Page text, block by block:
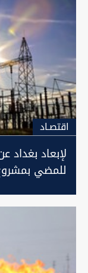
اقتصـاد
لإبعاد بغداد
للمضي